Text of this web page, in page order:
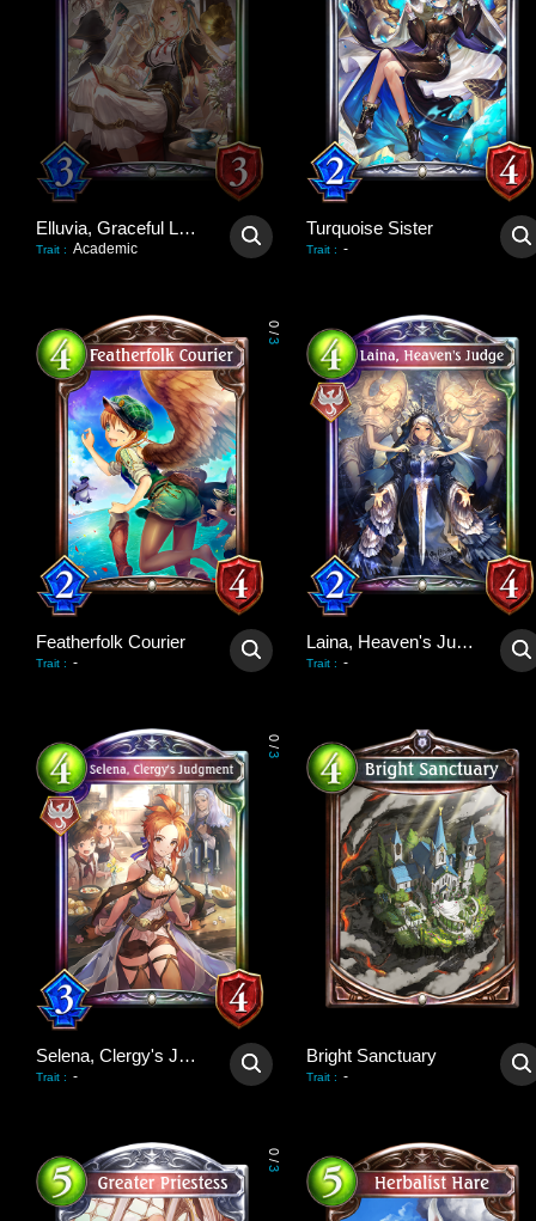
Elluvia, Graceful Lady
Trait : Academic
Turquoise Sister
Trait : -
0
/
3
Featherfolk Courier
Trait : -
Laina, Heaven's Judge
Trait : -
0
/
3
Selena, Clergy's Judgment
Trait : -
Bright Sanctuary
Trait : -
0
/
3